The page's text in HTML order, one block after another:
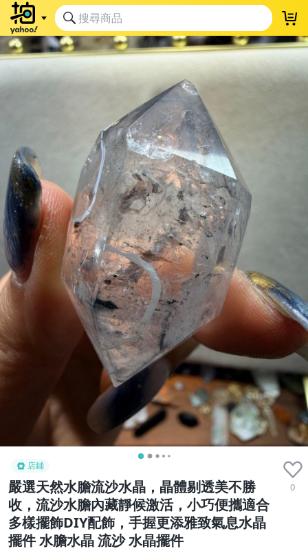
店鋪
嚴選天然水膽流沙水晶，晶體剔透美不勝
收，流沙水膽內藏靜候激活，小巧便攜適合
多樣擺飾DIY配飾，手握更添雅致氣息水晶
擺件 水膽水晶 流沙 水晶擺件
0